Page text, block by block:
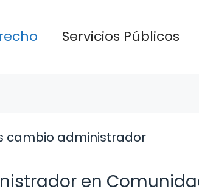
Servicios Públicos
en